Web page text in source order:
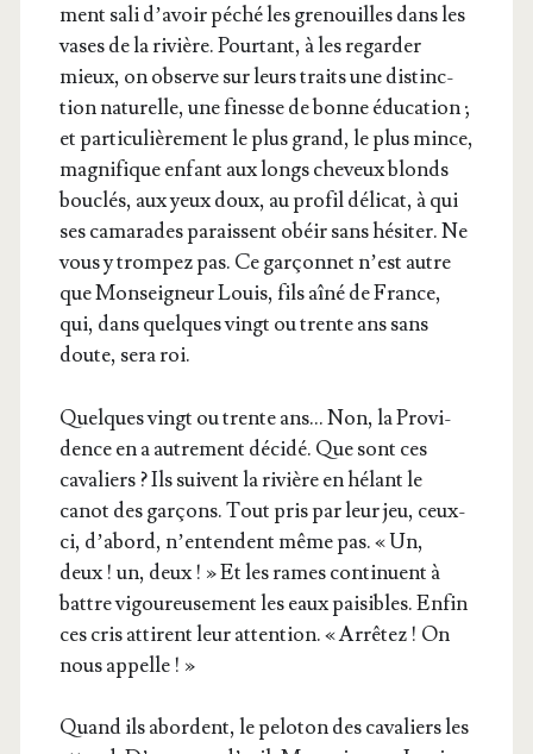
ment sali d’a­voir péché les gre­nouilles dans les
vases de la rivière. Pour­tant, à les regar­der
mieux, on observe sur leurs traits une dis­tinc­
tion natu­relle, une finesse de bonne édu­ca­tion ;
et par­ti­cu­liè­re­ment le plus grand, le plus mince,
magni­fique enfant aux longs che­veux blonds
bou­clés, aux yeux doux, au pro­fil déli­cat, à qui
ses cama­rades paraissent obéir sans hési­ter. Ne
vous y trom­pez pas. Ce gar­çon­net n’est autre
que Mon­sei­gneur Louis, fils aîné de France,
qui, dans quelques vingt ou trente ans sans
doute, sera roi.
Quelques vingt ou trente ans… Non, la Pro­vi­
dence en a autre­ment déci­dé. Que sont ces
cava­liers ? Ils suivent la rivière en hélant le
canot des gar­çons. Tout pris par leur jeu, ceux-
ci, d’a­bord, n’en­tendent même pas. « Un,
deux ! un, deux ! » Et les rames conti­nuent à
battre vigou­reu­se­ment les eaux pai­sibles. Enfin
ces cris attirent leur atten­tion. « Arrê­tez ! On
nous appelle ! »
Quand ils abordent, le pelo­ton des cava­liers les